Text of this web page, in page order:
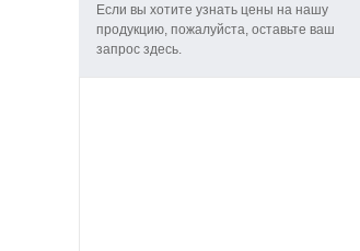
Если вы хотите узнать цены на нашу
продукцию, пожалуйста, оставьте ваш
запрос здесь.